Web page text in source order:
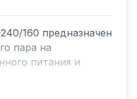
160 предназначен
пара на
питания и